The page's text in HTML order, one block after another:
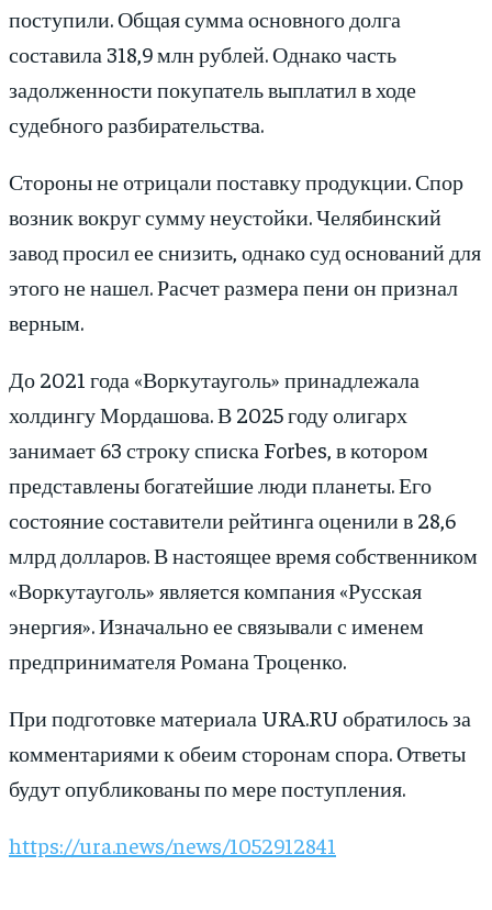
поступили. Общая сумма основного долга
составила 318,9 млн рублей. Однако часть
задолженности покупатель выплатил в ходе
судебного разбирательства.
Стороны не отрицали поставку продукции. Спор
возник вокруг сумму неустойки. Челябинский
завод просил ее снизить, однако суд оснований для
этого не нашел. Расчет размера пени он признал
верным.
До 2021 года «Воркутауголь» принадлежала
холдингу Мордашова. В 2025 году олигарх
занимает 63 строку списка Forbes, в котором
представлены богатейшие люди планеты. Его
состояние составители рейтинга оценили в 28,6
млрд долларов. В настоящее время собственником
«Воркутауголь» является компания «Русская
энергия». Изначально ее связывали с именем
предпринимателя Романа Троценко.
При подготовке материала URA.RU обратилось за
комментариями к обеим сторонам спора. Ответы
будут опубликованы по мере поступления.
https://ura.news/news/1052912841